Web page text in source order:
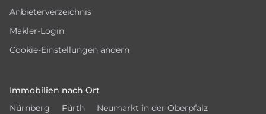
Anbieterverzeichnis
Makler-Login
Cookie-Einstellungen ändern
Immobilien nach Ort
Nürnberg
Fürth
Neumarkt in der Oberpfalz